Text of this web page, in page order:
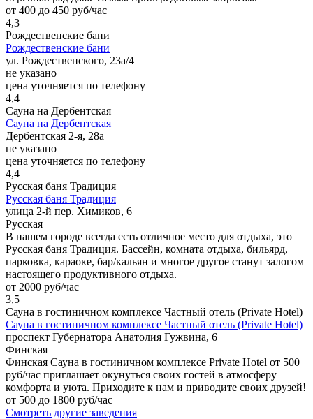
от 400 до 450 руб/час
4,3
Рождественские бани
Рождественские бани
ул. Рождественского, 23а/4
не указано
цена уточняется по телефону
4,4
Сауна на Дербентская
Сауна на Дербентская
Дербентская 2-я, 28а
не указано
цена уточняется по телефону
4,4
Русская баня Традиция
Русская баня Традиция
улица 2-й пер. Химиков, 6
Русская
В нашем городе всегда есть отличное место для отдыха, это
Русская баня Традиция. Бассейн, комната отдыха, бильярд,
парковка, караоке, бар/кальян и многое другое станут залогом
настоящего продуктивного отдыха.
от 2000 руб/час
3,5
Сауна в гостиничном комплексе Частный отель (Private Hotel)
Сауна в гостиничном комплексе Частный отель (Private Hotel)
проспект Губернатора Анатолия Гужвина, 6
Финская
Финская Сауна в гостиничном комплексе Private Hotel от 500
руб/час приглашает окунуться своих гостей в атмосферу
комфорта и уюта. Приходите к нам и приводите своих друзей!
от 500 до 1800 руб/час
Смотреть другие заведения